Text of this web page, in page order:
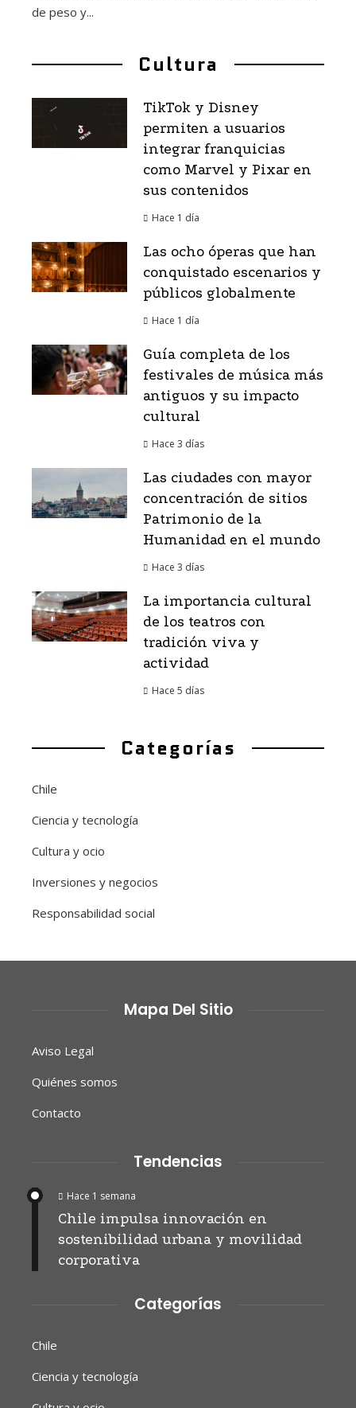
de peso y...
Cultura
TikTok y Disney
permiten a usuarios
integrar franquicias
como Marvel y Pixar en
sus contenidos
Hace 1 día
Las ocho óperas que han
conquistado escenarios y
públicos globalmente
Hace 1 día
Guía completa de los
festivales de música más
antiguos y su impacto
cultural
Hace 3 días
Las ciudades con mayor
concentración de sitios
Patrimonio de la
Humanidad en el mundo
Hace 3 días
La importancia cultural
de los teatros con
tradición viva y
actividad
Hace 5 días
Categorías
Chile
Ciencia y tecnología
Cultura y ocio
Inversiones y negocios
Responsabilidad social
Mapa Del Sitio
Aviso Legal
Quiénes somos
Contacto
Tendencias
Hace 1 semana
Chile impulsa innovación en
sostenibilidad urbana y movilidad
corporativa
Categorías
Chile
Ciencia y tecnología